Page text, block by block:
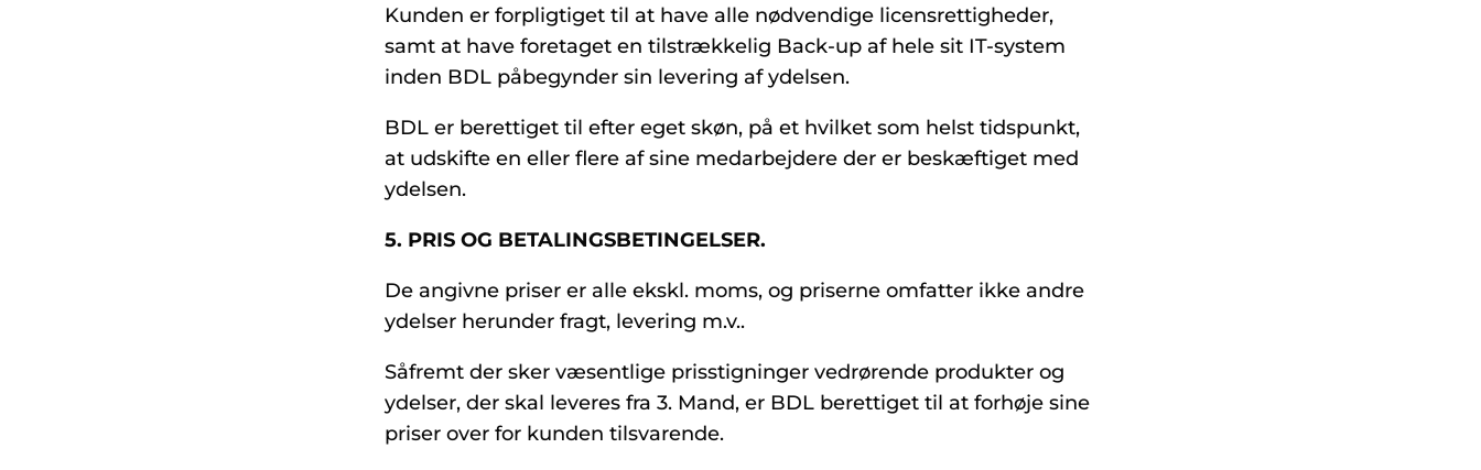
Kunden er forpligtiget til at have alle nødvendige licensrettigheder,
samt at have foretaget en tilstrækkelig Back-up af hele sit IT-system
inden BDL påbegynder sin levering af ydelsen.
BDL er berettiget til efter eget skøn, på et hvilket som helst tidspunkt,
at udskifte en eller flere af sine medarbejdere der er beskæftiget med
ydelsen.
5. PRIS OG BETALINGSBETINGELSER.
De angivne priser er alle ekskl. moms, og priserne omfatter ikke andre
ydelser herunder fragt, levering m.v..
Såfremt der sker væsentlige prisstigninger vedrørende produkter og
ydelser, der skal leveres fra 3. Mand, er BDL berettiget til at forhøje sine
priser over for kunden tilsvarende.